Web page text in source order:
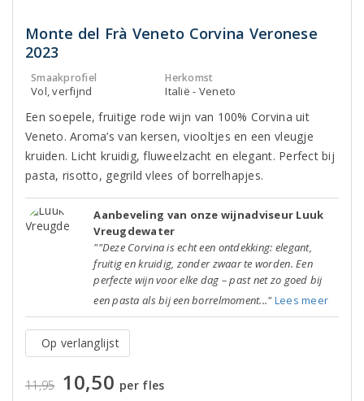
Monte del Frà Veneto Corvina Veronese
2023
Smaakprofiel
Vol, verfijnd
Herkomst
Italië - Veneto
Een soepele, fruitige rode wijn van 100% Corvina uit
Veneto. Aroma’s van kersen, viooltjes en een vleugje
kruiden. Licht kruidig, fluweelzacht en elegant. Perfect bij
pasta, risotto, gegrild vlees of borrelhapjes.
Aanbeveling van onze wijnadviseur Luuk
Vreugdewater
""Deze Corvina is echt een ontdekking: elegant,
fruitig en kruidig, zonder zwaar te worden. Een
perfecte wijn voor elke dag – past net zo goed bij
een pasta als bij een borrelmoment..." Lees meer
Op verlanglijst
11,95 10,50 per fles